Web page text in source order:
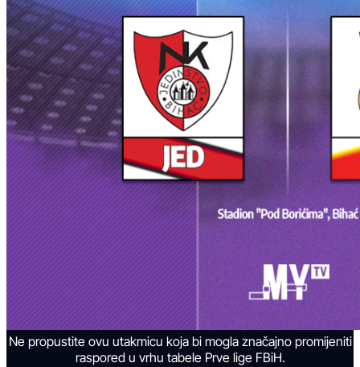
Ne propustite ovu utakmicu koja bi mogla značajno promijeniti
raspored u vrhu tabele Prve lige FBiH.